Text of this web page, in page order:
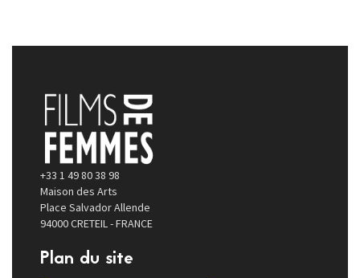
+33 1 49 80 38 98
Maison des Arts
Place Salvador Allende
94000 CRETEIL - FRANCE
Plan du site